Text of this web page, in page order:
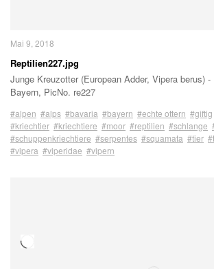
Mai 9, 2018
Reptilien227.jpg
Junge Kreuzotter (European Adder, Vipera berus) -
Bayern, PicNo. re227
#alpen #alps #bavaria #bayern #echte ottern #giftig
#kriechtier #kriechtiere #moor #reptilien #schlange
#schuppenkriechtiere #serpentes #squamata #tier
#vipera #viperidae #vipern